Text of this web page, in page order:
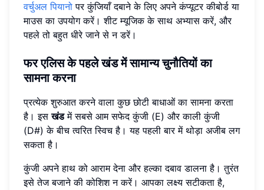
वर्चुअल पियानो पर कुंजियाँ दबाने के लिए अपने कंप्यूटर कीबोर्ड या
माउस का उपयोग करें। शीट म्यूजिक के साथ अभ्यास करें, और
पहले तो बहुत धीरे जाने से न डरें।
फर एलिस के पहले खंड में सामान्य चुनौतियों का
सामना करना
प्रत्येक शुरुआत करने वाला कुछ छोटी बाधाओं का सामना करता
है। इसखंडमें सबसे आम सफेद कुंजी (E) और काली कुंजी
(D#) के बीच त्वरित स्विच है। यह पहली बार में थोड़ा अजीब लग
सकता है।
कुंजी अपने हाथ को आराम देना और हल्का दबाव डालना है। तुरंत
इसे तेज बजाने की कोशिश न करें। आपका लक्ष्य सटीकता है,